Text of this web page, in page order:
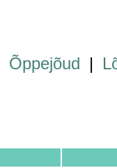
Õppejõud |